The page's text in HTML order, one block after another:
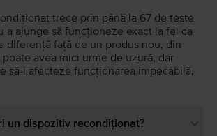
trece prin până la 67 de teste
a ajunge să funcționeze exact la fel ca
diferență față de un produs nou, din
avea mici urme de uzură, dar
să-i afecteze funcționarea impecabilă.
un dispozitiv recondiționat?